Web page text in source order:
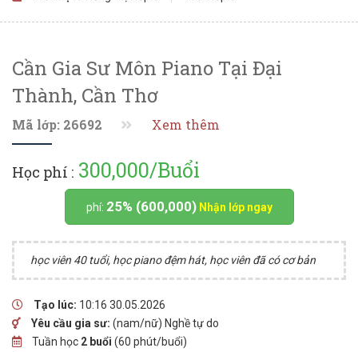
Cần Gia Sư Môn Piano Tại Đại
Thành, Cần Thơ
Mã lớp: 26692 Xem thêm
Học phí : 300,000/Buổi
phí: 25% (600,000) Nhận lớp ngay
học viên 40 tuổi, học piano đệm hát, học viên đã có cơ bản
Tạo lúc: 10:16 30.05.2026
Yêu cầu gia sư: (nam/nữ) Nghề tự do
Tuần học 2 buổi (60 phút/buổi)